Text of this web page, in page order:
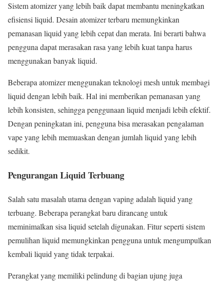
Sistem atomizer yang lebih baik dapat membantu meningkatkan
efisiensi liquid. Desain atomizer terbaru memungkinkan
pemanasan liquid yang lebih cepat dan merata. Ini berarti bahwa
pengguna dapat merasakan rasa yang lebih kuat tanpa harus
menggunakan banyak liquid.
Beberapa atomizer menggunakan teknologi mesh untuk membagi
liquid dengan lebih baik. Hal ini memberikan pemanasan yang
lebih konsisten, sehingga penggunaan liquid menjadi lebih efektif.
Dengan peningkatan ini, pengguna bisa merasakan pengalaman
vape yang lebih memuaskan dengan jumlah liquid yang lebih
sedikit.
Pengurangan Liquid Terbuang
Salah satu masalah utama dengan vaping adalah liquid yang
terbuang. Beberapa perangkat baru dirancang untuk
meminimalkan sisa liquid setelah digunakan. Fitur seperti sistem
pemulihan liquid memungkinkan pengguna untuk mengumpulkan
kembali liquid yang tidak terpakai.
Perangkat yang memiliki pelindung di bagian ujung juga